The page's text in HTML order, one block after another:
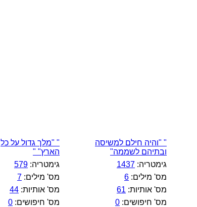
" "והיה חילם למשיסה
ובתיהם לשממה"
גימטריה: 1437
מס' מילים: 6
מס' אותיות: 61
מס' חיפושים: 0
" "מלך גדול על כל
הארץ" "
גימטריה: 579
מס' מילים: 7
מס' אותיות: 44
מס' חיפושים: 0